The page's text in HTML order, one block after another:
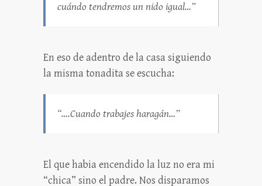
cuándo tendremos un nido igual…”
En eso de adentro de la casa siguiendo
la misma tonadita se escucha:
“….Cuando trabajes haragán…”
El que habia encendido la luz no era mi
“chica” sino el padre. Nos disparamos